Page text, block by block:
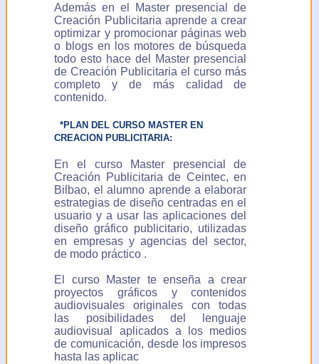
Además en el Master presencial de
Creación Publicitaria aprende a crear
optimizar y promocionar páginas web
o blogs en los motores de búsqueda
todo esto hace del Master presencial
de Creación Publicitaria el curso más
completo y de más calidad de
contenido.
*PLAN DEL CURSO MASTER EN
CREACION PUBLICITARIA:
En el curso Master presencial de
Creación Publicitaria de Ceintec, en
Bilbao, el alumno aprende a elaborar
estrategias de diseño centradas en el
usuario y a usar las aplicaciones del
diseño gráfico publicitario, utilizadas
en empresas y agencias del sector,
de modo práctico .
El curso Master te enseña a crear
proyectos gráficos y contenidos
audiovisuales originales con todas
las posibilidades del lenguaje
audiovisual aplicados a los medios
de comunicación, desde los impresos
hasta las aplicac